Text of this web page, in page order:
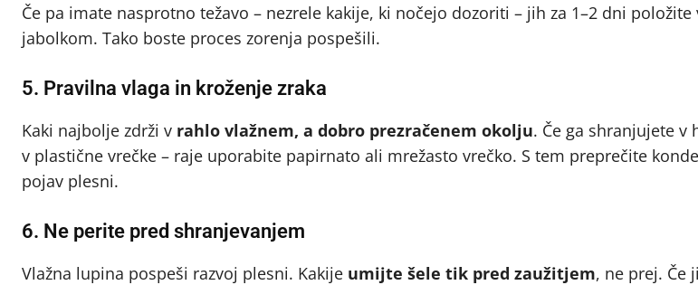
Če pa imate nasprotno težavo – nezrele kakije, ki nočejo dozoriti – jih za 1–2 dni
jabolkom. Tako boste proces zorenja pospešili.
5. Pravilna vlaga in kroženje zraka
Kaki najbolje zdrži v rahlo vlažnem, a dobro prezračenem okolju. Če ga shranjujete v
v plastične vrečke – raje uporabite papirnato ali mrežasto vrečko. S tem preprečite
pojav plesni.
6. Ne perite pred shranjevanjem
Vlažna lupina pospeši razvoj plesni. Kakije umijte šele tik pred zaužitjem, ne prej. Če